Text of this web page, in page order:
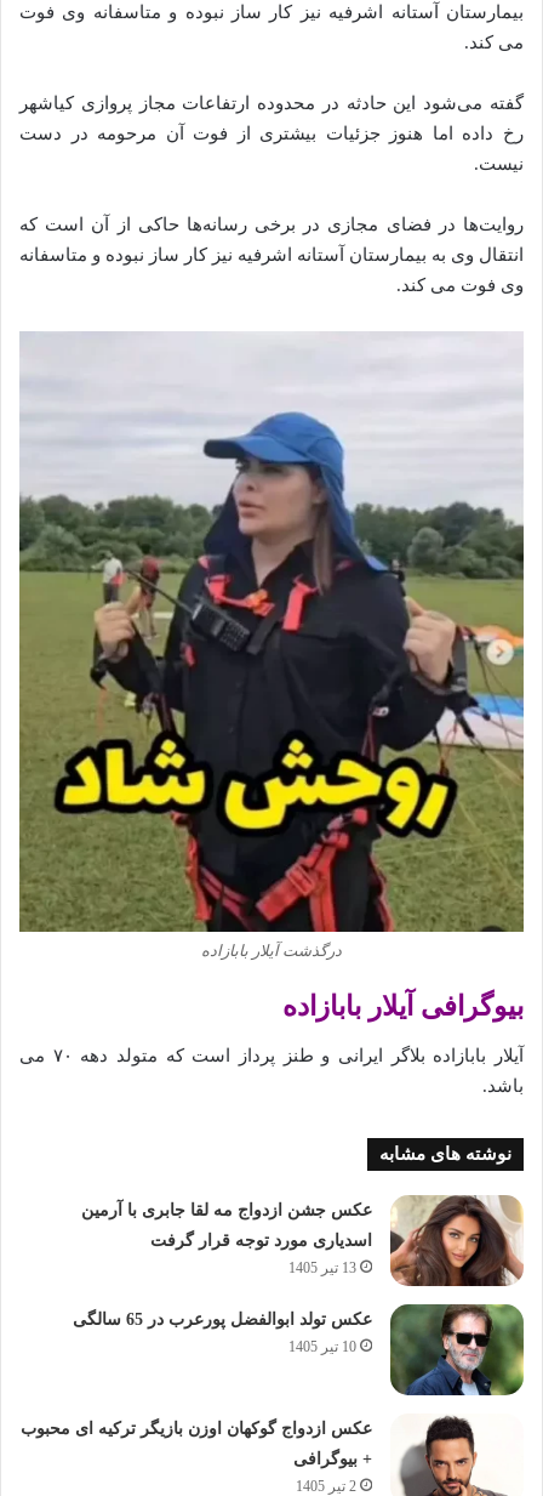
بیمارستان آستانه اشرفیه نیز کار ساز نبوده و متاسفانه وی فوت
می‌ کند.
گفته می‌شود این حادثه در محدوده ارتفاعات مجاز پروازی کیاشهر
رخ داده اما هنوز جزئیات بیشتری از فوت آن مرحومه در دست
نیست.
روایت‌ها در فضای مجازی در برخی رسانه‌ها حاکی از آن است که
انتقال وی به بیمارستان آستانه اشرفیه نیز کار ساز نبوده و متاسفانه
وی فوت می‌ کند.
درگذشت آیلار بابازاده
بیوگرافی آیلار بابازاده
آیلار بابازاده بلاگر ایرانی و طنز پرداز است که متولد دهه ۷۰ می
باشد.
نوشته های مشابه
عکس جشن ازدواج مه لقا جابری با آرمین
اسدیاری مورد توجه قرار گرفت
13 تیر 1405
عکس تولد ابوالفضل پورعرب در 65 سالگی
10 تیر 1405
عکس ازدواج گوکهان اوزن بازیگر ترکیه ای محبوب
+ بیوگرافی
2 تیر 1405